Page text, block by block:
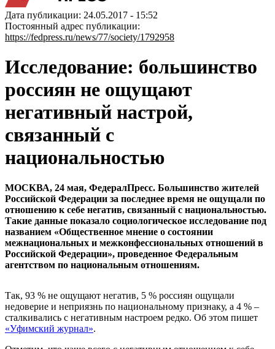
Дата публикации: 24.05.2017 - 15:52
Постоянный адрес публикации:
https://fedpress.ru/news/77/society/1792958
Исследование: большинство
россиян не ощущают
негативный настрой,
связанный с
национальностью
МОСКВА, 24 мая, ФедералПресс. Большинство жителей
Российской Федерации за последнее время не ощущали по
отношению к себе негатив, связанный с национальностью.
Такие данные показало социологическое исследование под
названием «Общественное мнение о состоянии
межнациональных и межконфессиональных отношений в
Российской Федерации», проведенное Федеральным
агентством по национальным отношениям.
Так, 93 % не ощущают негатив, 5 % россиян ощущали
недоверие и неприязнь по национальному признаку, а 4 % –
сталкивались с негативным настроем редко. Об этом пишет
«Уфимский журнал».